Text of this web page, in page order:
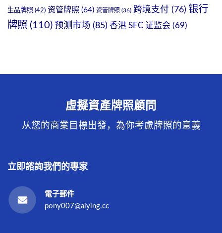
生品牌照 (42) 资管牌照 (64) 资管牌照 (36) 跨境支付 (76) 银行
牌照 (110) 预测市场 (85) 香港 SFC 证监会 (69)
虛擬資產牌照顧問
从您的商業目標出發，為你考慮牌照的意義
立即諮詢我們的專家
電子郵件
pony007@aiying.cc